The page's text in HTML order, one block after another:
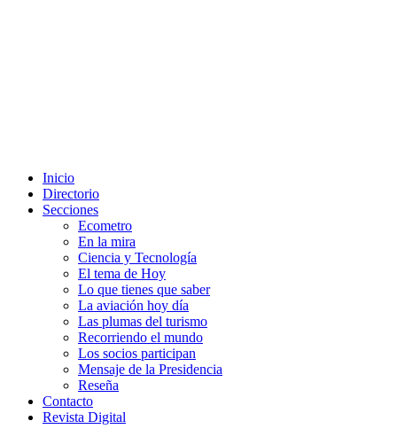
Inicio
Directorio
Secciones
Ecometro
En la mira
Ciencia y Tecnología
El tema de Hoy
Lo que tienes que saber
La aviación hoy día
Las plumas del turismo
Recorriendo el mundo
Los socios participan
Mensaje de la Presidencia
Reseña
Contacto
Revista Digital